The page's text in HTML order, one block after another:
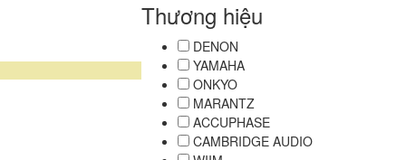
Thương hiệu
DENON
YAMAHA
ONKYO
MARANTZ
ACCUPHASE
CAMBRIDGE AUDIO